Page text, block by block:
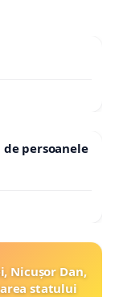
persoanele
Nicușor Dan,
statului